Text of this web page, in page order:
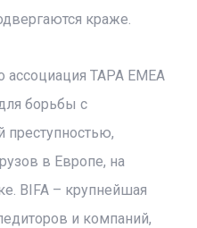
краже.
ассоциация TAPA EMEA
борьбы с
преступностью,
в Европе, на
BIFA – крупнейшая
и компаний,